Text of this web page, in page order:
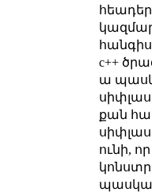
հեադեր
c++
ա
քան
ունի,